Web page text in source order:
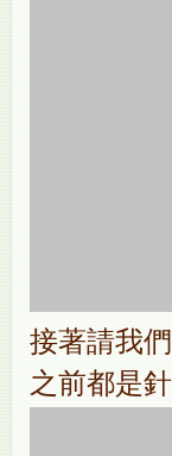
接著請我
之前都是